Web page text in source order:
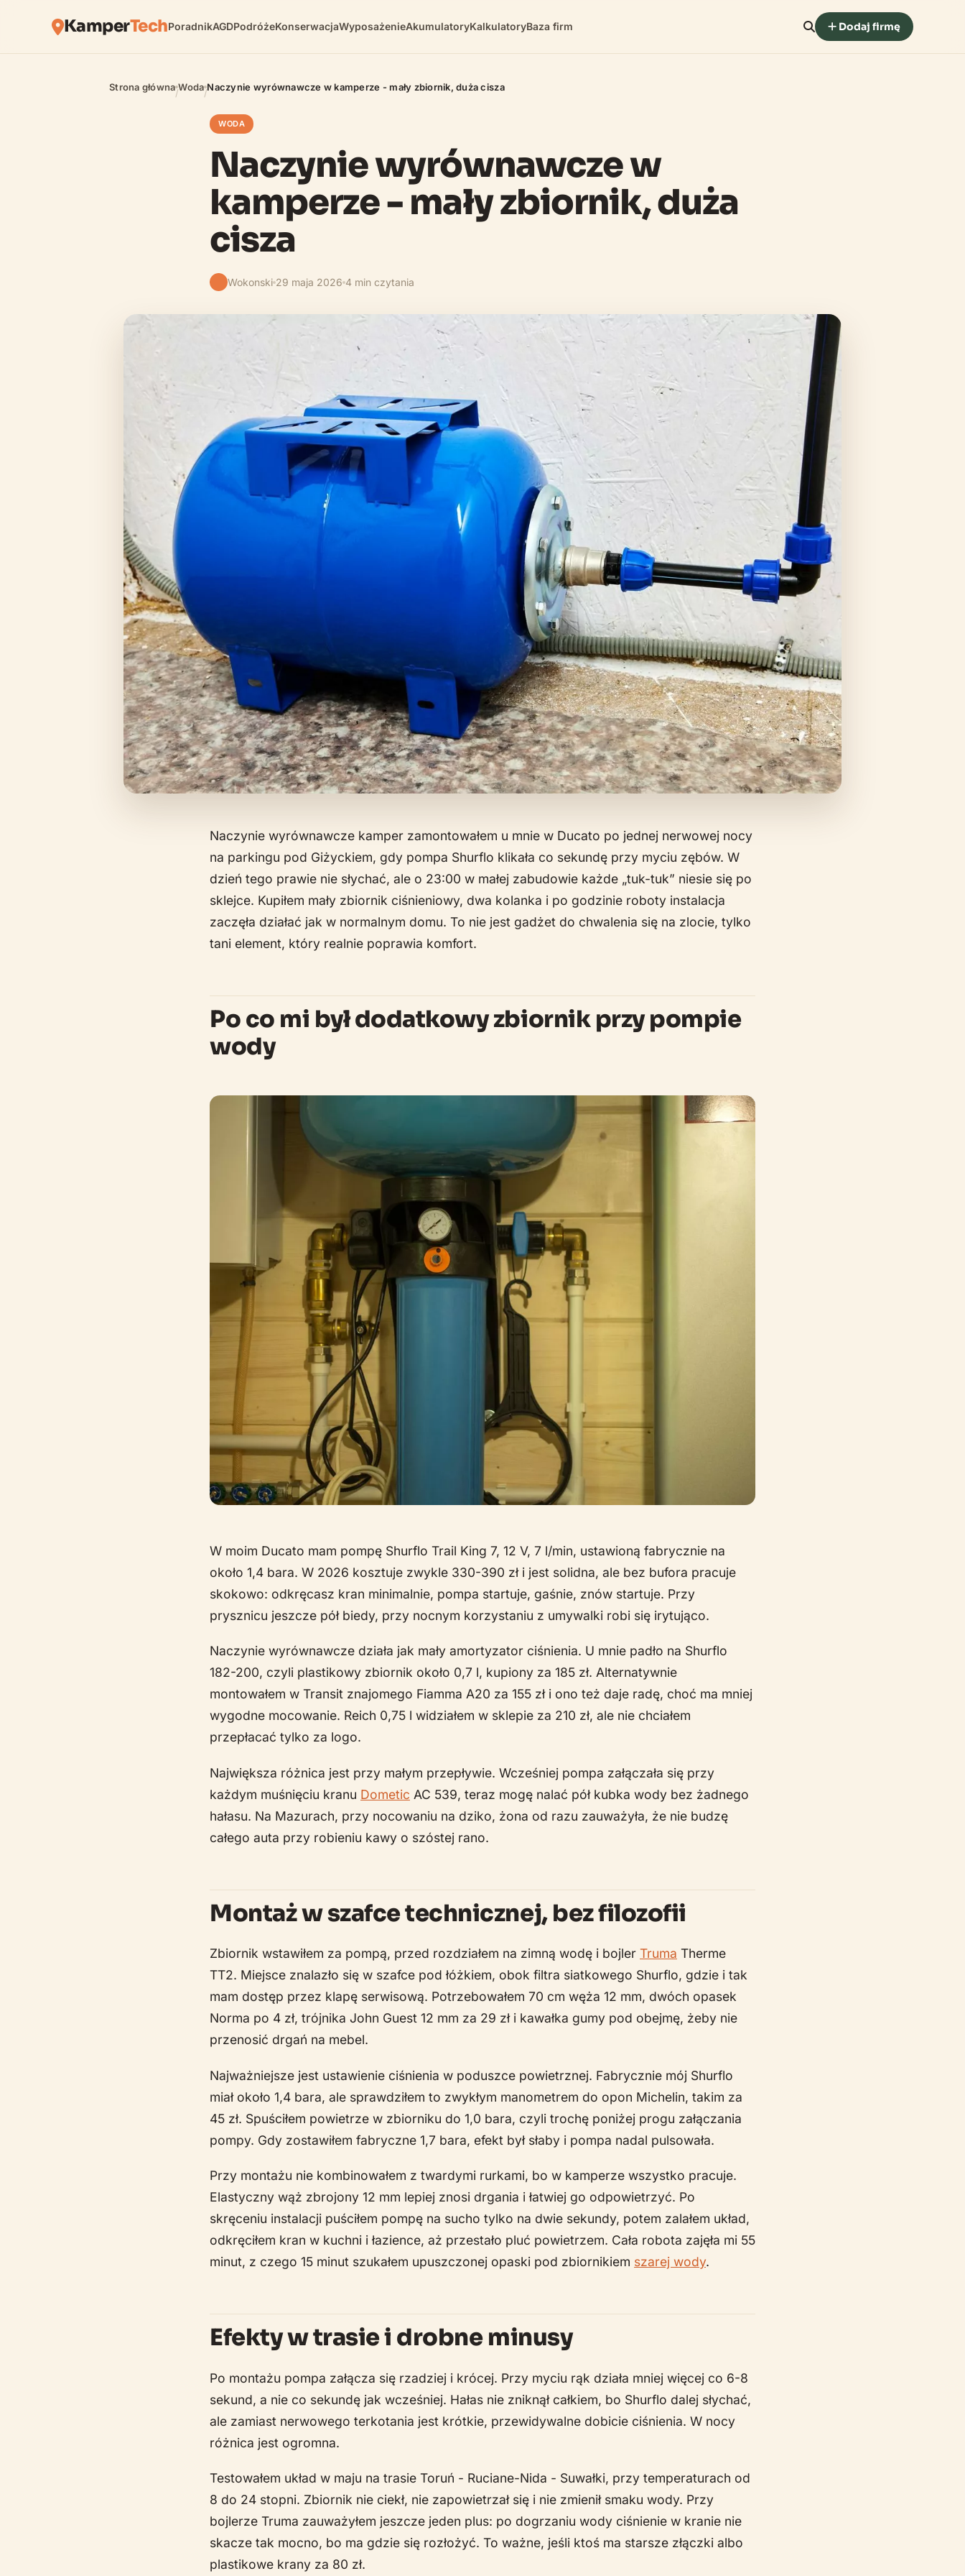
KamperTechPoradnikAGDPodróżeKonserwacjaWyposażenieAkumulatoryKalkulatoryBaza firm Dodaj firmę
Strona główna/Woda/Naczynie wyrównawcze w kamperze - mały zbiornik, duża cisza
WODA
Naczynie wyrównawcze w
kamperze - mały zbiornik, duża
cisza
Wokonski 29 maja 2026 4 min czytania
Naczynie wyrównawcze kamper zamontowałem u mnie w Ducato po jednej nerwowej nocy
na parkingu pod Giżyckiem, gdy pompa Shurflo klikała co sekundę przy myciu zębów. W
dzień tego prawie nie słychać, ale o 23:00 w małej zabudowie każde „tuk-tuk” niesie się po
sklejce. Kupiłem mały zbiornik ciśnieniowy, dwa kolanka i po godzinie roboty instalacja
zaczęła działać jak w normalnym domu. To nie jest gadżet do chwalenia się na zlocie, tylko
tani element, który realnie poprawia komfort.
Po co mi był dodatkowy zbiornik przy pompie
wody
W moim Ducato mam pompę Shurflo Trail King 7, 12 V, 7 l/min, ustawioną fabrycznie na
około 1,4 bara. W 2026 kosztuje zwykle 330-390 zł i jest solidna, ale bez bufora pracuje
skokowo: odkręcasz kran minimalnie, pompa startuje, gaśnie, znów startuje. Przy
prysznicu jeszcze pół biedy, przy nocnym korzystaniu z umywalki robi się irytująco.
Naczynie wyrównawcze działa jak mały amortyzator ciśnienia. U mnie padło na Shurflo
182-200, czyli plastikowy zbiornik około 0,7 l, kupiony za 185 zł. Alternatywnie
montowałem w Transit znajomego Fiamma A20 za 155 zł i ono też daje radę, choć ma mniej
wygodne mocowanie. Reich 0,75 l widziałem w sklepie za 210 zł, ale nie chciałem
przepłacać tylko za logo.
Największa różnica jest przy małym przepływie. Wcześniej pompa załączała się przy
każdym muśnięciu kranu Dometic AC 539, teraz mogę nalać pół kubka wody bez żadnego
hałasu. Na Mazurach, przy nocowaniu na dziko, żona od razu zauważyła, że nie budzę
całego auta przy robieniu kawy o szóstej rano.
Montaż w szafce technicznej, bez filozofii
Zbiornik wstawiłem za pompą, przed rozdziałem na zimną wodę i bojler Truma Therme
TT2. Miejsce znalazło się w szafce pod łóżkiem, obok filtra siatkowego Shurflo, gdzie i tak
mam dostęp przez klapę serwisową. Potrzebowałem 70 cm węża 12 mm, dwóch opasek
Norma po 4 zł, trójnika John Guest 12 mm za 29 zł i kawałka gumy pod obejmę, żeby nie
przenosić drgań na mebel.
Najważniejsze jest ustawienie ciśnienia w poduszce powietrznej. Fabrycznie mój Shurflo
miał około 1,4 bara, ale sprawdziłem to zwykłym manometrem do opon Michelin, takim za
45 zł. Spuściłem powietrze w zbiorniku do 1,0 bara, czyli trochę poniżej progu załączania
pompy. Gdy zostawiłem fabryczne 1,7 bara, efekt był słaby i pompa nadal pulsowała.
Przy montażu nie kombinowałem z twardymi rurkami, bo w kamperze wszystko pracuje.
Elastyczny wąż zbrojony 12 mm lepiej znosi drgania i łatwiej go odpowietrzyć. Po
skręceniu instalacji puściłem pompę na sucho tylko na dwie sekundy, potem zalałem układ,
odkręciłem kran w kuchni i łazience, aż przestało pluć powietrzem. Cała robota zajęła mi 55
minut, z czego 15 minut szukałem upuszczonej opaski pod zbiornikiem szarej wody.
Efekty w trasie i drobne minusy
Po montażu pompa załącza się rzadziej i krócej. Przy myciu rąk działa mniej więcej co 6-8
sekund, a nie co sekundę jak wcześniej. Hałas nie zniknął całkiem, bo Shurflo dalej słychać,
ale zamiast nerwowego terkotania jest krótkie, przewidywalne dobicie ciśnienia. W nocy
różnica jest ogromna.
Testowałem układ w maju na trasie Toruń - Ruciane-Nida - Suwałki, przy temperaturach od
8 do 24 stopni. Zbiornik nie ciekł, nie zapowietrzał się i nie zmienił smaku wody. Przy
bojlerze Truma zauważyłem jeszcze jeden plus: po dogrzaniu wody ciśnienie w kranie nie
skacze tak mocno, bo ma gdzie się rozłożyć. To ważne, jeśli ktoś ma starsze złączki albo
plastikowe krany za 80 zł.